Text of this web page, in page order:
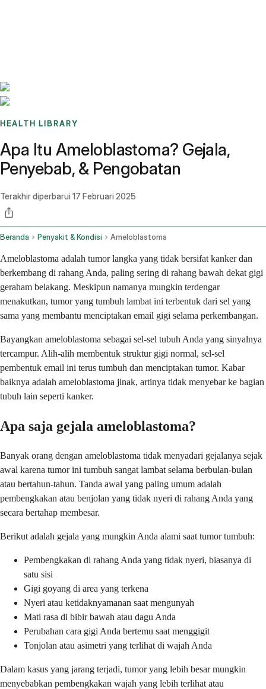
HEALTH LIBRARY
Apa Itu Ameloblastoma? Gejala,
Penyebab, & Pengobatan
Terakhir diperbarui 17 Februari 2025
Beranda Penyakit & Kondisi Ameloblastoma
Ameloblastoma adalah tumor langka yang tidak bersifat kanker dan
berkembang di rahang Anda, paling sering di rahang bawah dekat gigi
geraham belakang. Meskipun namanya mungkin terdengar
menakutkan, tumor yang tumbuh lambat ini terbentuk dari sel yang
sama yang membantu menciptakan email gigi selama perkembangan.
Bayangkan ameloblastoma sebagai sel-sel tubuh Anda yang sinyalnya
tercampur. Alih-alih membentuk struktur gigi normal, sel-sel
pembentuk email ini terus tumbuh dan menciptakan tumor. Kabar
baiknya adalah ameloblastoma jinak, artinya tidak menyebar ke bagian
tubuh lain seperti kanker.
Apa saja gejala ameloblastoma?
Banyak orang dengan ameloblastoma tidak menyadari gejalanya sejak
awal karena tumor ini tumbuh sangat lambat selama berbulan-bulan
atau bertahun-tahun. Tanda awal yang paling umum adalah
pembengkakan atau benjolan yang tidak nyeri di rahang Anda yang
secara bertahap membesar.
Berikut adalah gejala yang mungkin Anda alami saat tumor tumbuh:
Pembengkakan di rahang Anda yang tidak nyeri, biasanya di
satu sisi
Gigi goyang di area yang terkena
Nyeri atau ketidaknyamanan saat mengunyah
Mati rasa di bibir bawah atau dagu Anda
Perubahan cara gigi Anda bertemu saat menggigit
Tonjolan atau asimetri yang terlihat di wajah Anda
Dalam kasus yang jarang terjadi, tumor yang lebih besar mungkin
menyebabkan pembengkakan wajah yang lebih terlihat atau